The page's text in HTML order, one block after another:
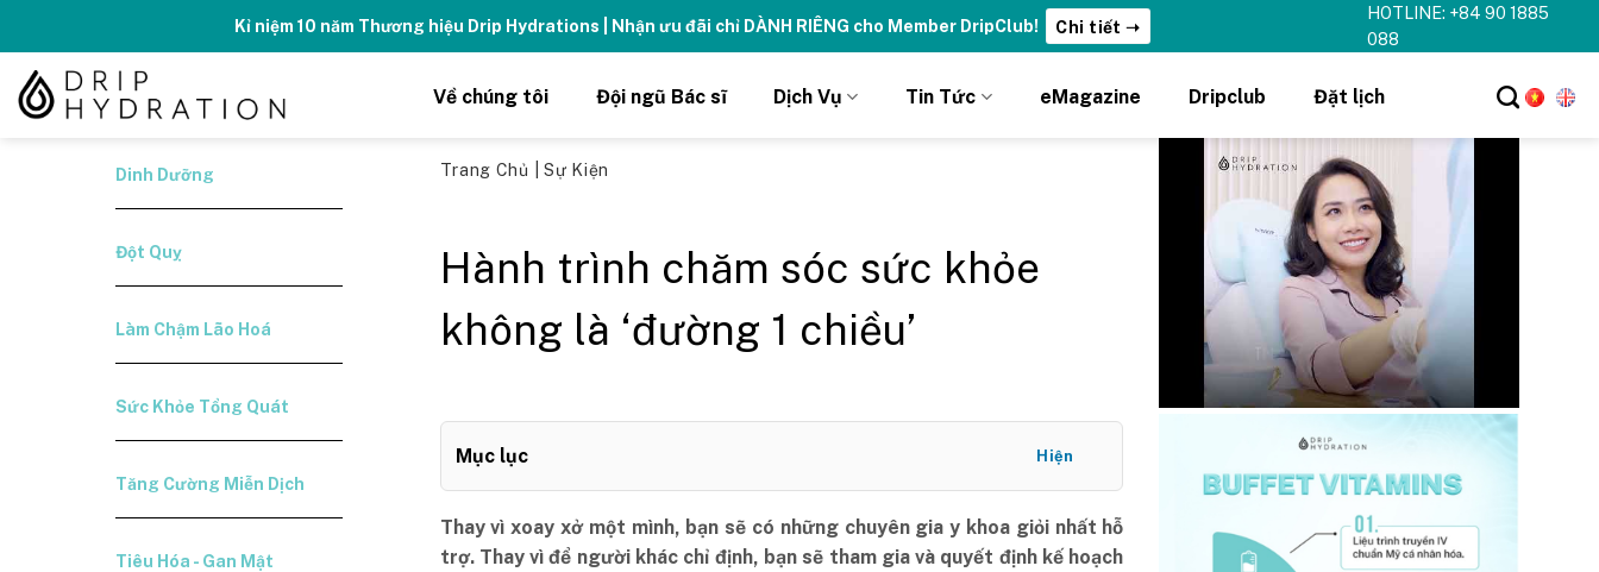
content
Kỉ niệm 10 năm Thương hiệu Drip Hydrations | Nhận ưu đãi chỉ DÀNH RIÊNG cho Member DripClub! Chi tiết ➝
HOTLINE: +84 90 1885
088
Về chúng tôi Đội ngũ Bác sĩ Dịch Vụ Tin Tức eMagazine Dripclub Đặt lịch
Dinh Dưỡng
Đột Quỵ
Làm Chậm Lão Hoá
Sức Khỏe Tổng Quát
Tăng Cường Miễn Dịch
Tiêu Hóa - Gan Mật
Trang Chủ Sự Kiện
Hành trình chăm sóc sức khỏe
không là ‘đường 1 chiều’
Mục lục Hiện
Thay vì xoay xở một mình, bạn sẽ có những chuyên gia y khoa giỏi nhất hỗ
trợ. Thay vì để người khác chỉ định, bạn sẽ tham gia và quyết định kế hoạch